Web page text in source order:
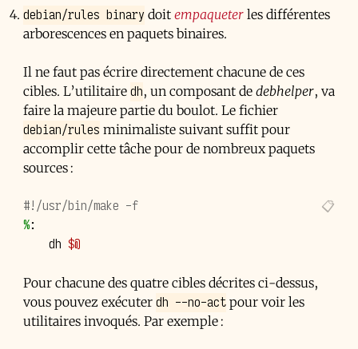
debian/rules binary doit empaqueterles différentes
arborescences en paquets binaires.
Il ne faut pas écrire directement chacune de ces
cibles. L’utilitaire dh, un composant de debhelper, va
faire la majeure partie du boulot. Le fichier
debian/rules minimaliste suivant suffit pour
accomplir cette tâche pour de nombreux paquets
sources :
#!/usr/bin/make -f
%:
dh $@
Pour chacune des quatre cibles décrites ci-dessus,
vous pouvez exécuter dh --no-actpour voir les
utilitaires invoqués. Par exemple :